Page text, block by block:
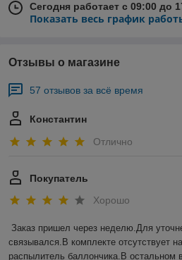
Сегодня работает с 09:00 до
Показать весь график
Отзывы о магазине
57 отзывов за всё время
Константин
Отлично
Покупатель
Хорошо
Заказ пришел через неделю.Для
связывался.В комплекте отсутствует
распылитель баллончика.В остальном